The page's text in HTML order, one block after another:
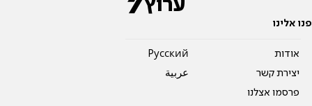
פנו אלינו
אודות
יצירת קשר
פרסמו אצלנו
Pусский
عربية